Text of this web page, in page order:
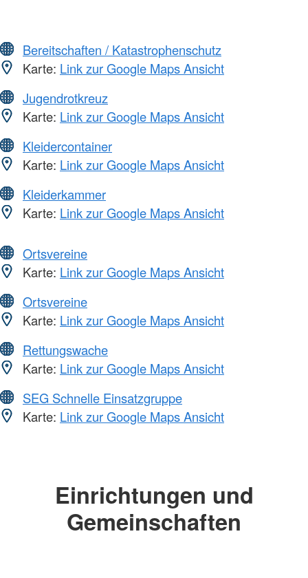
Bereitschaften / Katastrophenschutz
Karte: Link zur Google Maps Ansicht
Jugendrotkreuz
Karte: Link zur Google Maps Ansicht
Kleidercontainer
Karte: Link zur Google Maps Ansicht
Kleiderkammer
Karte: Link zur Google Maps Ansicht
Ortsvereine
Karte: Link zur Google Maps Ansicht
Ortsvereine
Karte: Link zur Google Maps Ansicht
Rettungswache
Karte: Link zur Google Maps Ansicht
SEG Schnelle Einsatzgruppe
Karte: Link zur Google Maps Ansicht
Einrichtungen und
Gemeinschaften